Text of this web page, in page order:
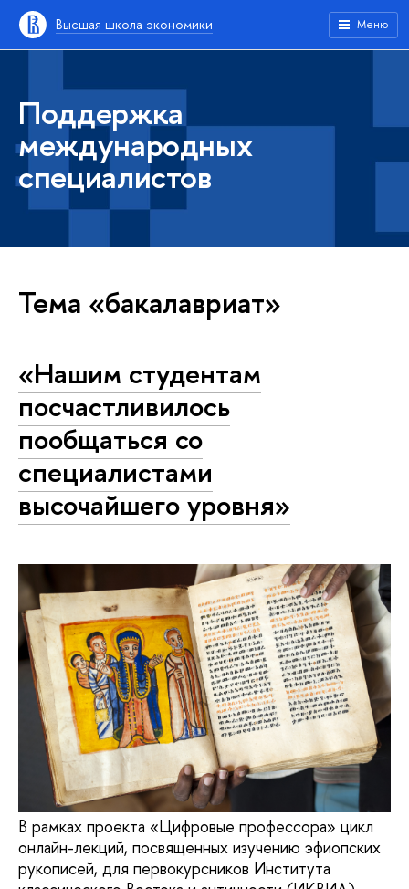
Высшая школа экономики Меню
Поддержка
международных
специалистов
Тема «бакалавриат»
«Нашим студентам
посчастливилось
пообщаться со
специалистами
высочайшего уровня»
В рамках проекта «Цифровые профессора» цикл
онлайн-лекций, посвященных изучению эфиопских
рукописей, для первокурсников Института